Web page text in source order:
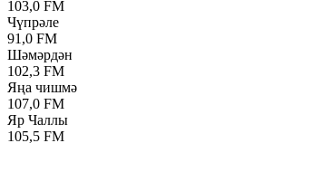
103,0 FM
Чүпрәле
91,0 FM
Шәмәрдән
102,3 FM
Яңа чишмә
107,0 FM
Яр Чаллы
105,5 FM